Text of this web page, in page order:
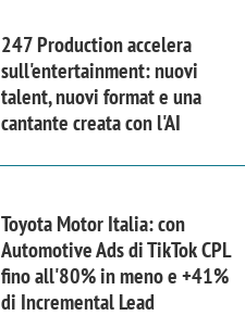
247 Production accelera
sull'entertainment: nuovi
talent, nuovi format e una
cantante creata con l'AI
Toyota Motor Italia: con
Automotive Ads di TikTok CPL
fino all'80% in meno e +41%
di Incremental Lead